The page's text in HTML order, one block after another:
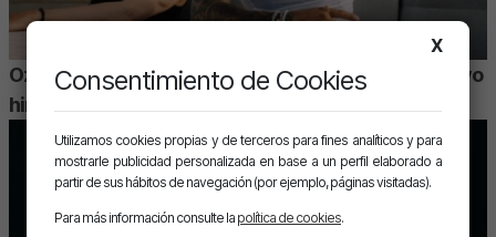
Ozuna y Omar Courtz unen fuerzas en «ZIZI», el nuevo
himno urbano del verano
X
Consentimiento de Cookies
Utilizamos cookies propias y de terceros para fines analíticos y para
mostrarle publicidad personalizada en base a un perfil elaborado a
partir de sus hábitos de navegación (por ejemplo, páginas visitadas).
Para más información consulte la política de cookies.